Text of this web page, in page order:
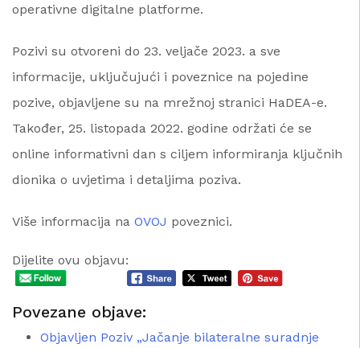
operativne digitalne platforme.
Pozivi su otvoreni do 23. veljače 2023. a sve
informacije, uključujući i poveznice na pojedine
pozive, objavljene su na mrežnoj stranici HaDEA-e.
Također, 25. listopada 2022. godine održati će se
online informativni dan s ciljem informiranja ključnih
dionika o uvjetima i detaljima poziva.
Više informacija na OVOJ poveznici.
Dijelite ovu objavu:
Povezane objave:
Objavljen Poziv „Jačanje bilateralne suradnje